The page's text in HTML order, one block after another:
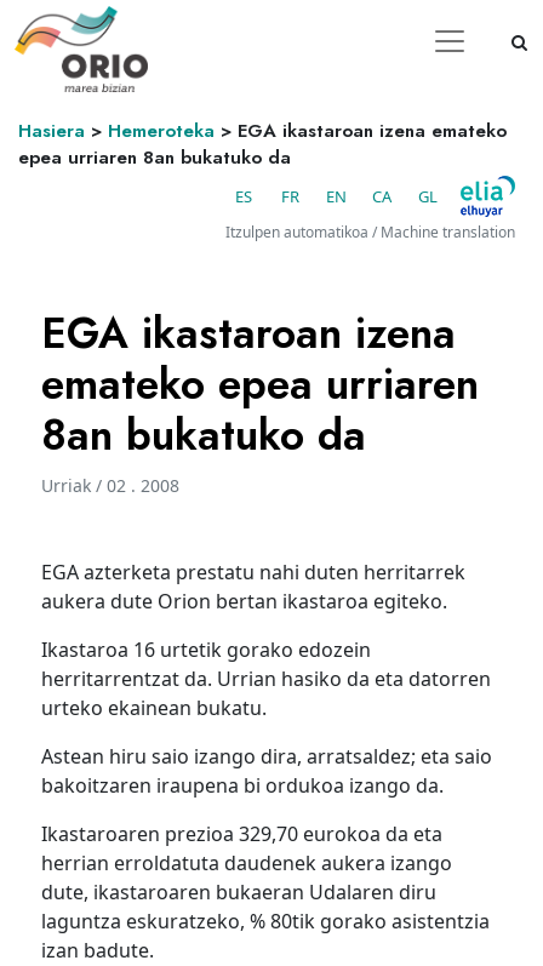
Hasiera > Hemeroteka > EGA ikastaroan izena emateko
epea urriaren 8an bukatuko da
ES FR EN CA GL
Itzulpen automatikoa / Machine translation
EGA ikastaroan izena
emateko epea urriaren
8an bukatuko da
Urriak / 02 . 2008
EGA azterketa prestatu nahi duten herritarrek
aukera dute Orion bertan ikastaroa egiteko.
Ikastaroa 16 urtetik gorako edozein
herritarrentzat da. Urrian hasiko da eta datorren
urteko ekainean bukatu.
Astean hiru saio izango dira, arratsaldez; eta saio
bakoitzaren iraupena bi ordukoa izango da.
Ikastaroaren prezioa 329,70 eurokoa da eta
herrian erroldatuta daudenek aukera izango
dute, ikastaroaren bukaeran Udalaren diru
laguntza eskuratzeko, % 80tik gorako asistentzia
izan badute.